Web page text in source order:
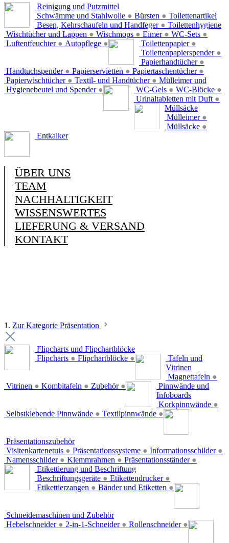
Reinigung und Putzmittel
Schwämme und Stahlwolle ● Bürsten ●
Besen, Kehrschaufeln und Handfeger ●
Wischtücher und Lappen ● Wischmops ● Eimer ● WC-Sets ●
Luftentfeuchter ● Autopflege ●
Toilettenartikel
Toilettenpapier ●
Toilettenpapierspender ●
Papierhandtücher ●
Handtuchspender ● Papierservietten ● Papiertaschentücher ●
Papierwischtücher ● Textil- und Handtücher ●
Hygienebeutel und Spender ●
Toilettenhygiene
WC-Gels ● WC-Blöcke ●
Urinaltabletten mit Duft ●
Mülleimer und
Müllsäcke
Mülleimer ●
Müllsäcke ●
Entkalker
ÜBER UNS
TEAM
NACHHALTIGKEIT
WISSENSWERTES
LIEFERUNG & VERSAND
KONTAKT
1. Zur Kategorie Präsentation
Flipcharts und Flipchartblöcke
Flipcharts ● Flipchartblöcke ●
Tafeln und
Vitrinen
Magnettafeln ●
Vitrinen ● Kombitafeln ● Zubehör ●
Pinnwände und
Infoboards
Korkpinnwände ●
Selbstklebende Pinnwände ● Textilpinnwände ●
Präsentationszubehör
Visitenkartenetuis ● Präsentationssysteme ● Informationsschilder ●
Namensschilder ● Klemmrahmen ● Präsentationsständer ●
Etikettierung und Beschriftung
Beschriftungsgeräte ● Etikettendrucker ●
Etikettierzangen ● Bänder und Etiketten ●
Schneidemaschinen und Zubehör
Hebelschneider ● 2-in-1-Schneider ● Rollenschneider ●